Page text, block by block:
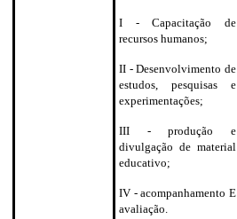
I - Capacitação de
recursos humanos;
II - Desenvolvimento de
estudos, pesquisas e
experimentações;
III - produção e
divulgação de material
educativo;
IV - acompanhamento E
avaliação.